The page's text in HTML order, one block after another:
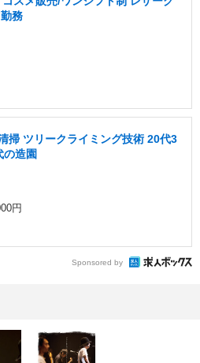
務
掃 ツリークライミング技術 20代3
の造園
円
Sponsored by